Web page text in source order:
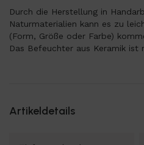
Durch die Herstellung in
Naturmaterialien kann es zu
(Form, Größe oder Farbe)
Das Befeuchter aus Keramik ist
Artikeldetails